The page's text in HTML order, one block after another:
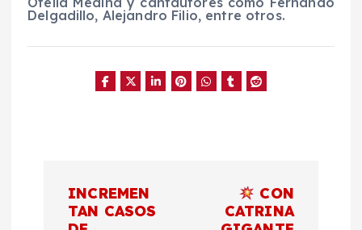
Delgadillo, Alejandro Filio, entre otros.
INCREMEN
TAN CASOS
CON
CATRINA